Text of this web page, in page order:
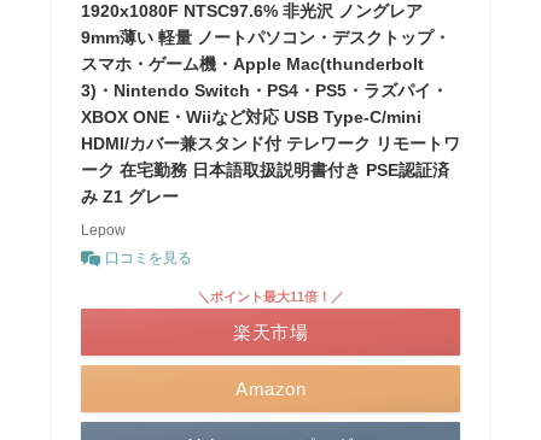
1920x1080F NTSC97.6% 非光沢 ノングレア
9mm薄い 軽量 ノートパソコン・デスクトップ・
スマホ・ゲーム機・Apple Mac(thunderbolt
3)・Nintendo Switch・PS4・PS5・ラズパイ・
XBOX ONE・Wiiなど対応 USB Type-C/mini
HDMI/カバー兼スタンド付 テレワーク リモートワ
ーク 在宅勤務 日本語取扱説明書付き PSE認証済
み Z1 グレー
Lepow
口コミを見る
Amazon
＼ポイント最大11倍！／
楽天市場